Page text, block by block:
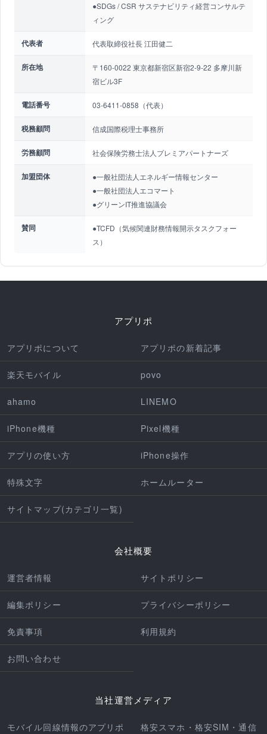
●SDGs / CSR サステナビリティ経営コンサルテ
ィング
代表者 代表取締役社長 江田健二
所在地
〒160-0022 東京都新宿区新宿2-9-22 多摩川新
宿ビル3F
電話番号 03-6411-0858（代表）
税務顧問 信成国際税理士事務所
労務顧問 社会保険労務士法人プレミアパートナーズ
加盟団体
●一般社団法人エネルギー情報センター
●一般社団法人エコマート
●グリーンIT推進協議会
賛同
●TCFD（気候関連財務情報開示タスクフォー
ス）
アプリポ
アプリポについて アプリポの新着記事
楽天モバイル povo
ahamo LINEMO
iPhone機種 Pixel機種
アプリの使い方 iPhone操作
特殊文字 ホームルーター
サイトマップ(カテゴリ一覧)
会社概要
運営者情報 サイトポリシー
編集ポリシー プライバシーポリシー
免責事項 利用規約
お問い合わせ
当社運営メディア
モバイル回線情報のアプリポ 格安スマホ・格安SIM・通信